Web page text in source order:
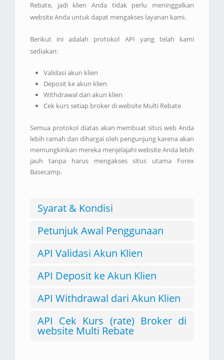
Rebate, jadi klien Anda tidak perlu meninggalkan
website Anda untuk dapat mengakses layanan kami.
Berikut ini adalah protokol API yang telah kami
sediakan:
Validasi akun klien
Deposit ke akun klien
Withdrawal dari akun klien
Cek kurs setiap broker di website Multi Rebate
Semua protokol diatas akan membuat situs web Anda
lebih ramah dan dihargai oleh pengunjung karena akan
memungkinkan mereka menjelajahi website Anda lebih
jauh tanpa harus mengakses situs utama Forex
Basecamp.
Syarat & Kondisi
Petunjuk Awal Penggunaan
API Validasi Akun Klien
API Deposit ke Akun Klien
API Withdrawal dari Akun Klien
API Cek Kurs (rate) Broker di
website Multi Rebate